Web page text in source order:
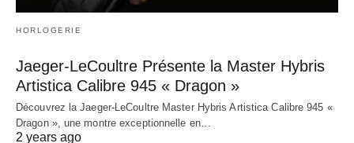
HORLOGERIE
Jaeger-LeCoultre Présente la Master Hybris
Artistica Calibre 945 « Dragon »
Découvrez la Jaeger-LeCoultre Master Hybris Artistica Calibre 945 «
Dragon », une montre exceptionnelle en…
2 years ago